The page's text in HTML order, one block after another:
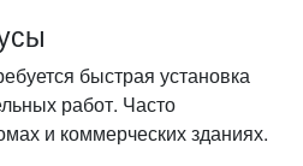
быстрая установка
работ. Часто
и коммерческих зданиях.